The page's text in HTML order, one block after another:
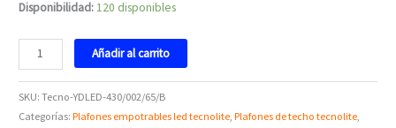
Disponibilidad:120 disponibles
Añadir al carrito
SKU:Tecno-YDLED-430/002/65/B
Categorías:Plafones empotrables led tecnolite,Plafones de techo tecnolite,